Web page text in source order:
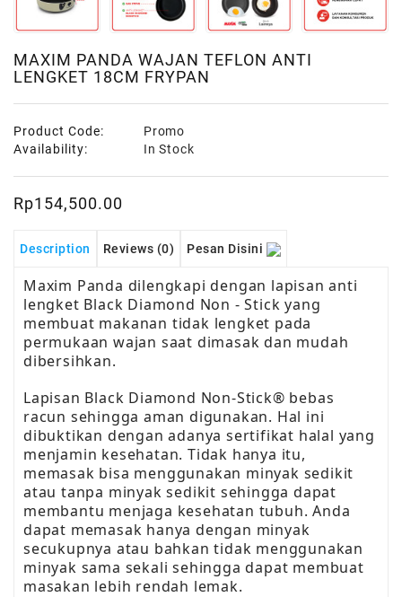
MAXIM PANDA WAJAN TEFLON ANTI
LENGKET 18CM FRYPAN
Product Code:
Promo
Availability:
In Stock
Rp154,500.00
Description Reviews (0) Pesan Disini
Maxim Panda dilengkapi dengan lapisan anti
lengket Black Diamond Non - Stick yang
membuat makanan tidak lengket pada
permukaan wajan saat dimasak dan mudah
dibersihkan.
Lapisan Black Diamond Non-Stick® bebas
racun sehingga aman digunakan. Hal ini
dibuktikan dengan adanya sertifikat halal yang
menjamin kesehatan. Tidak hanya itu,
memasak bisa menggunakan minyak sedikit
atau tanpa minyak sedikit sehingga dapat
membantu menjaga kesehatan tubuh. Anda
dapat memasak hanya dengan minyak
secukupnya atau bahkan tidak menggunakan
minyak sama sekali sehingga dapat membuat
masakan lebih rendah lemak.